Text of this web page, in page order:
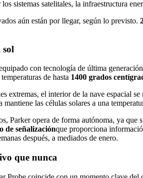
sistemas satelitales, la infraestructura
aún están por llegar, según lo previsto.
sol
con tecnología de última
de hasta 1400 grados
extremas, el interior de la nave espacial
mantiene las células solares a una
Parker opera de forma autónoma, ya
de señalizaciónque proporciona
después, a mediados de enero.
que nunca